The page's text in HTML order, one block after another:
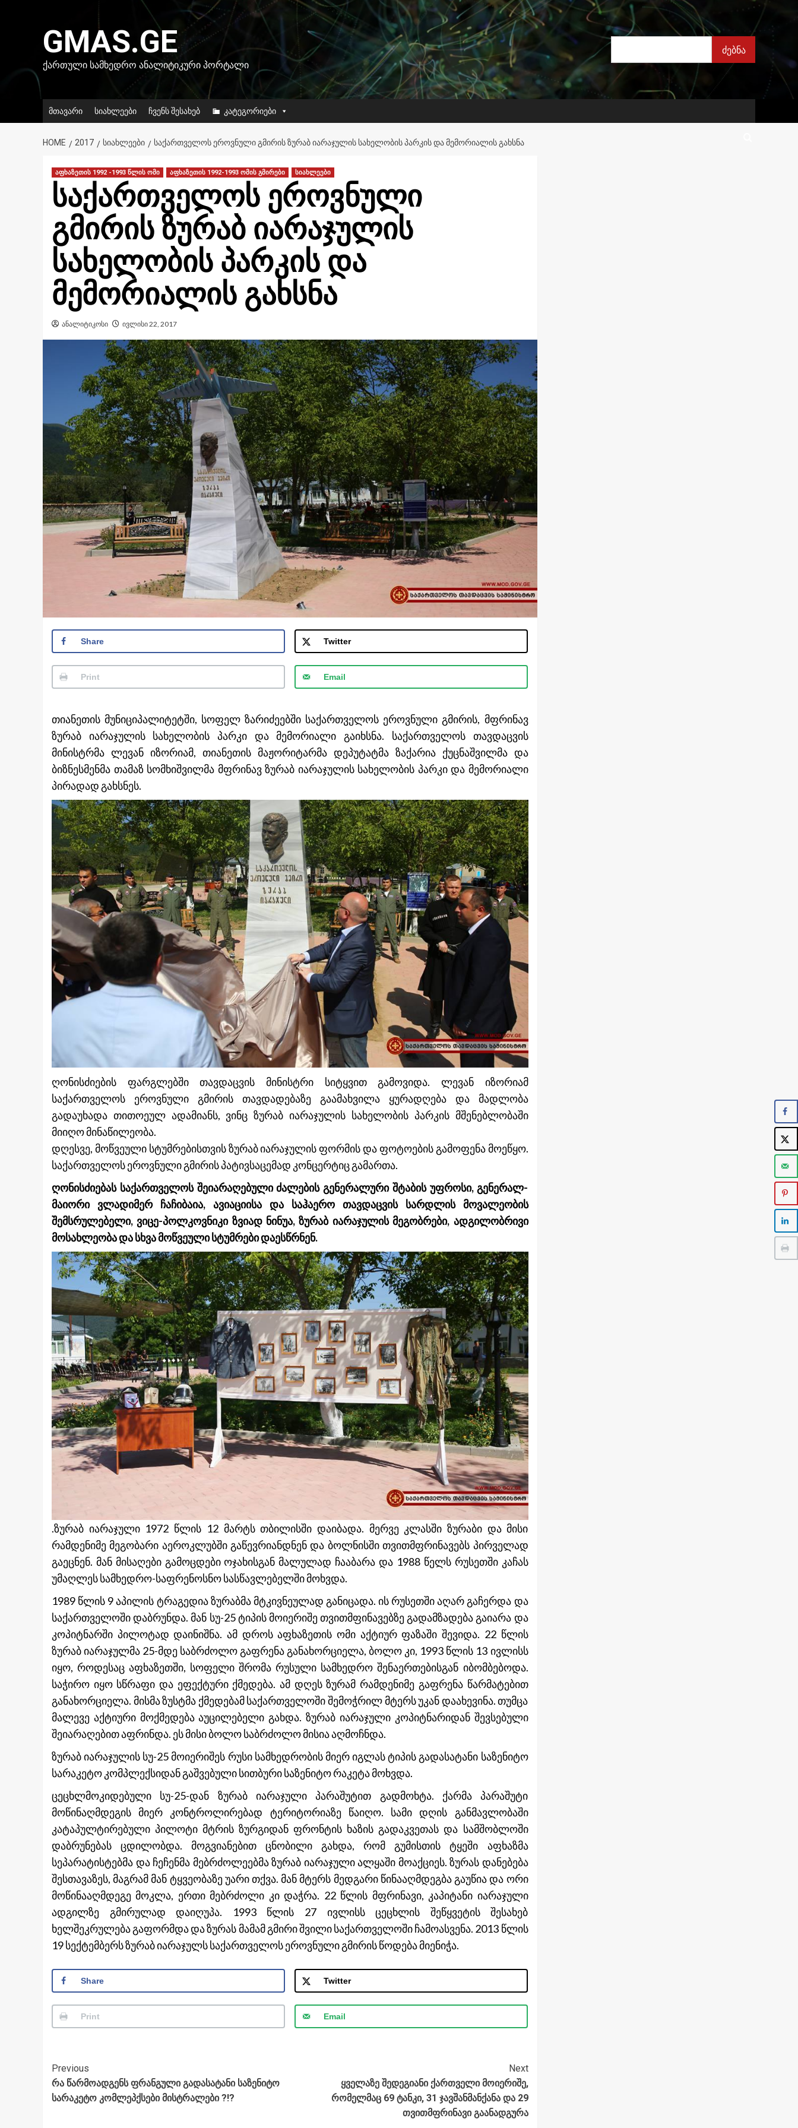
GMAS.GE
ᲥᲐᲠᲗᲣᲚᲘ ᲡᲐᲛᲮᲔᲓᲠᲝ ᲐᲜᲐᲚᲘᲢᲘᲙᲣᲠᲘ ᲞᲝᲠᲢᲐᲚᲘ
ძებნა
ძებნა
მთავარი სიახლეები ჩვენს შესახებ კატეგორიები
HOME 2017 ᲡᲘᲐᲮᲚᲔᲔᲑᲘ ᲡᲐᲥᲐᲠᲗᲕᲔᲚᲝᲡ ᲔᲠᲝᲕᲜᲣᲚᲘ ᲒᲛᲘᲠᲘᲡ ᲖᲣᲠᲐᲑ ᲘᲐᲠᲐᲯᲣᲚᲘᲡ ᲡᲐᲮᲔᲚᲝᲑᲘᲡ ᲞᲐᲠᲙᲘᲡ ᲓᲐ ᲛᲔᲛᲝᲠᲘᲐᲚᲘᲡ ᲒᲐᲮᲡᲜᲐ
აფხაზეთის 1992 -1993 წლის ომი აფხაზეთის 1992-1993 ომის გმირები სიახლეები
საქართველოს ეროვნული
გმირის ზურაბ იარაჯულის
სახელობის პარკის და
მემორიალის გახსნა
ანალიტიკოსი ივლისი 22, 2017
Share Twitter
Print Email
თიანეთის მუნიციპალიტეტში, სოფელ ზარიძეებში საქართველოს ეროვნული გმირის, მფრინავ
ზურაბ იარაჯულის სახელობის პარკი და მემორიალი გაიხსნა. საქართველოს თავდაცვის
მინისტრმა ლევან იზორიამ, თიანეთის მაჟორიტარმა დეპუტატმა ზაქარია ქუცნაშვილმა და
ბიზნესმენმა თამაზ სომხიშვილმა მფრინავ ზურაბ იარაჯულის სახელობის პარკი და მემორიალი
პირადად გახსნეს.
ღონისძიების ფარგლებში თავდაცვის მინისტრი სიტყვით გამოვიდა. ლევან იზორიამ
საქართველოს ეროვნული გმირის თავდადებაზე გაამახვილა ყურადღება და მადლობა
გადაუხადა თითოეულ ადამიანს, ვინც ზურაბ იარაჯულის სახელობის პარკის მშენებლობაში
მიიღო მინაწილეობა.
დღესვე, მოწვეული სტუმრებისთვის ზურაბ იარაჯულის ფორმის და ფოტოების გამოფენა მოეწყო.
საქართველოს ეროვნული გმირის პატივსაცემად კონცერტიც გამართა.
ღონისძიებას საქართველოს შეიარაღებული ძალების გენერალური შტაბის უფროსი, გენერალ-
მაიორი ვლადიმერ ჩაჩიბაია, ავიაციისა და საჰაერო თავდაცვის სარდლის მოვალეობის
შემსრულებელი, ვიცე-პოლკოვნიკი ზვიად ნინუა, ზურაბ იარაჯულის მეგობრები, ადგილობრივი
მოსახლეობა და სხვა მოწვეული სტუმრები დაესწრნენ.
.ზურაბ იარაჯული 1972 წლის 12 მარტს თბილისში დაიბადა. მერვე კლასში ზურაბი და მისი
რამდენიმე მეგობარი აეროკლუბში გაწევრიანდნენ და ბოლნისში თვითმფრინავებს პირველად
გაეცნენ. მან მისაღები გამოცდები ოჯახისგან მალულად ჩააბარა და 1988 წელს რუსეთში კაჩას
უმაღლეს სამხედრო-საფრენოსნო სასწავლებელში მოხვდა.
1989 წლის 9 აპილის ტრაგედია ზურაბმა მტკივნეულად განიცადა. ის რუსეთში აღარ გაჩერდა და
საქართველოში დაბრუნდა. მან სუ-25 ტიპის მოიერიშე თვითმფინავებზე გადამზადება გაიარა და
კოპიტნარში პილოტად დაინიშნა. ამ დროს აფხაზეთის ომი აქტიურ ფაზაში შევიდა. 22 წლის
ზურაბ იარაჯულმა 25-მდე საბრძოლო გაფრენა განახორციელა, ბოლო კი, 1993 წლის 13 ივლისს
იყო, როდესაც აფხაზეთში, სოფელი შრომა რუსული სამხედრო შენაერთებისგან იბომბებოდა.
საჭირო იყო სწრაფი და ეფექტური ქმედება. ამ დღეს ზურამ რამდენიმე გაფრენა წარმატებით
განახორციელა. მისმა ზუსტმა ქმედებამ საქართველოში შემოჭრილ მტერს უკან დაახევინა. თუმცა
მალევე აქტიური მოქმედება აუცილებელი გახდა. ზურაბ იარაჯული კოპიტნარიდან შევსებული
შეიარაღებით აფრინდა. ეს მისი ბოლო საბრძოლო მისია აღმოჩნდა.
ზურაბ იარაჯულის სუ-25 მოიერიშეს რუსი სამხედრობის მიერ იგლას ტიპის გადასატანი საზენიტო
სარაკეტო კომპლექსიდან გაშვებული სითბური საზენიტო რაკეტა მოხვდა.
ცეცხლმოკიდებული სუ-25-დან ზურაბ იარაჯული პარაშუტით გადმოხტა. ქარმა პარაშუტი
მოწინაღმდეგის მიერ კონტროლირებად ტერიტორიაზე წაიღო. სამი დღის განმავლობაში
კატაპულტირებული პილოტი მტრის ზურგიდან ფრონტის ხაზის გადაკვეთას და სამშობლოში
დაბრუნებას ცდილობდა. მოგვიანებით ცნობილი გახდა, რომ გუმისთის ტყეში აფხაზმა
სეპარატისტებმა და ჩეჩენმა მებრძოლეებმა ზურაბ იარაჯული ალყაში მოაქციეს. ზურას დანებება
შესთავაზეს, მაგრამ მან ტყვეობაზე უარი თქვა. მან მტერს მედგარი წინააღმდეგბა გაუწია და ორი
მოწინააღმდეგე მოკლა, ერთი მებრძოლი კი დაჭრა. 22 წლის მფრინავი, კაპიტანი იარაჯული
ადგილზე გმირულად დაიღუპა. 1993 წლის 27 ივლისს ცეცხლის შეწყვეტის შესახებ
ხელშეკრულება გაფორმდა და ზურას მამამ გმირი შვილი საქართველოში ჩამოასვენა. 2013 წლის
19 სექტემბერს ზურაბ იარაჯულს საქართველოს ეროვნული გმირის წოდება მიენიჭა.
Share Twitter
Print Email
Post
Navigation
Previous
რა წარმოადგენს ფრანგული გადასატანი საზენიტო
სარაკეტო კომლეპქსები მისტრალები ?!?
Next
ყველაზე შედეგიანი ქართველი მოიერიშე,
რომელმაც 69 ტანკი, 31 ჯავშანმანქანა და 29
თვითმფრინავი გაანადგურა